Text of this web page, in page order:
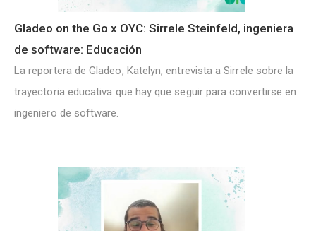
Gladeo on the Go x OYC: Sirrele Steinfeld, ingeniera
de software: Educación
La reportera de Gladeo, Katelyn, entrevista a Sirrele sobre la
trayectoria educativa que hay que seguir para convertirse en
ingeniero de software.